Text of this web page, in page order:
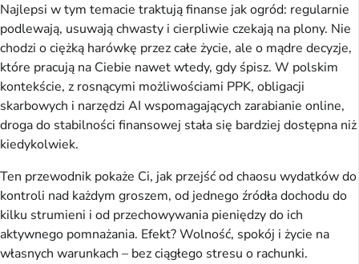
Najlepsi w tym temacie traktują finanse jak ogród: regularnie
podlewają, usuwają chwasty i cierpliwie czekają na plony. Nie
chodzi o ciężką harówkę przez całe życie, ale o mądre decyzje,
które pracują na Ciebie nawet wtedy, gdy śpisz. W polskim
kontekście, z rosnącymi możliwościami PPK, obligacji
skarbowych i narzędzi AI wspomagających zarabianie online,
droga do stabilności finansowej stała się bardziej dostępna niż
kiedykolwiek.
Ten przewodnik pokaże Ci, jak przejść od chaosu wydatków do
kontroli nad każdym groszem, od jednego źródła dochodu do
kilku strumieni i od przechowywania pieniędzy do ich
aktywnego pomnażania. Efekt? Wolność, spokój i życie na
własnych warunkach – bez ciągłego stresu o rachunki.